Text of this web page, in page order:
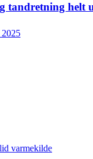
tandretning helt